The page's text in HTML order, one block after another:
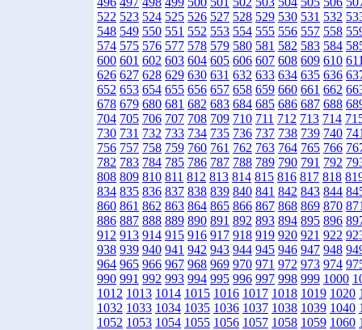
522 523 524 525 526 527 528 529 530 531 532
548 549 550 551 552 553 554 555 556 557 558
574 575 576 577 578 579 580 581 582 583 584
600 601 602 603 604 605 606 607 608 609 610
626 627 628 629 630 631 632 633 634 635 636
652 653 654 655 656 657 658 659 660 661 662
678 679 680 681 682 683 684 685 686 687 688
704 705 706 707 708 709 710 711 712 713 714
730 731 732 733 734 735 736 737 738 739 740
756 757 758 759 760 761 762 763 764 765 766
782 783 784 785 786 787 788 789 790 791 792
808 809 810 811 812 813 814 815 816 817 818
834 835 836 837 838 839 840 841 842 843 844
860 861 862 863 864 865 866 867 868 869 870
886 887 888 889 890 891 892 893 894 895 896
912 913 914 915 916 917 918 919 920 921 922
938 939 940 941 942 943 944 945 946 947 948
964 965 966 967 968 969 970 971 972 973 974
990 991 992 993 994 995 996 997 998 999 1000
1012 1013 1014 1015 1016 1017 1018 1019 1020
1032 1033 1034 1035 1036 1037 1038 1039 1040
1052 1053 1054 1055 1056 1057 1058 1059 1060